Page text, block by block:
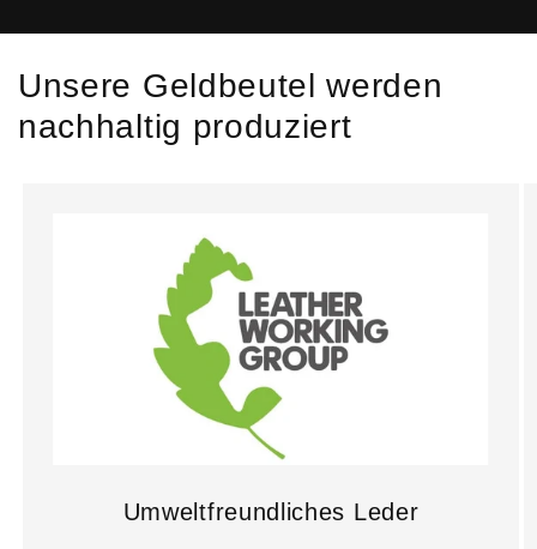
Unsere Geldbeutel werden
nachhaltig produziert
Umweltfreundliches Leder